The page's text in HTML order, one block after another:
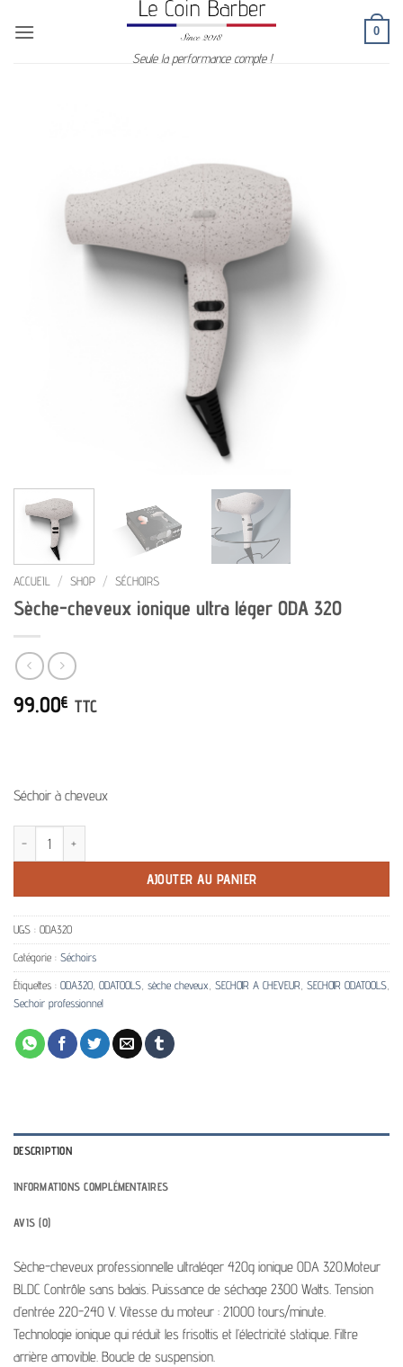
Seule la performance compte !
0
ACCUEIL / SHOP / SÉCHOIRS
Sèche-cheveux ionique ultra léger ODA 320
99.00€ TTC
Séchoir à cheveux
quantité de Sèche-cheveux ionique ultra léger ODA 320
AJOUTER AU PANIER
UGS : ODA320
Catégorie : Séchoirs
Étiquettes : ODA320, ODATOOLS, sèche cheveux, SECHOIR A CHEVEUR, SECHOIR ODATOOLS,
Sechoir professionnel
DESCRIPTION
INFORMATIONS COMPLÉMENTAIRES
AVIS (0)
Sèche-cheveux professionnelle ultraléger 420g ionique ODA 320.Moteur
BLDC Contrôle sans balais. Puissance de séchage 2300 Watts. Tension
d’entrée 220-240 V. Vitesse du moteur : 21000 tours/minute.
Technologie ionique qui réduit les frisottis et l’électricité statique. Filtre
arrière amovible. Boucle de suspension.